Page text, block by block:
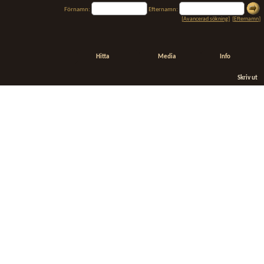
Förnamn:
Efternamn:
[Avancerad sökning] [Efternamn]
Hitta Media Info
Skriv ut